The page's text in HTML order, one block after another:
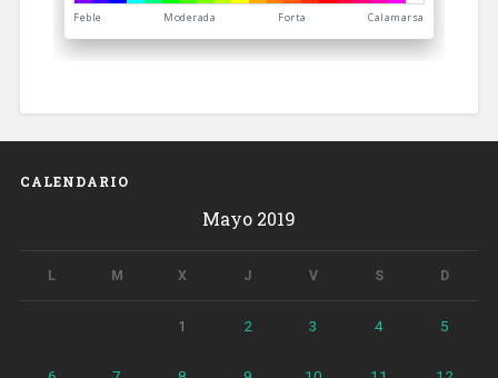
CALENDARIO
Mayo 2019
L M X J V S D
1 2 3 4 5